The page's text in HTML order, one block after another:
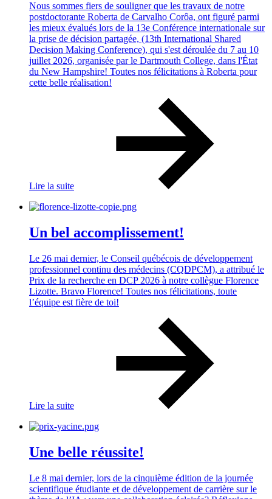
Nous sommes fiers de souligner que les travaux de notre
postdoctorante Roberta de Carvalho Corôa, ont figuré parmi
les mieux évalués lors de la 13e Conférence internationale sur
la prise de décision partagée, (13th International Shared
Decision Making Conference), qui s'est déroulée du 7 au 10
juillet 2026, organisée par le Dartmouth College, dans l'État
du New Hampshire! Toutes nos félicitations à Roberta pour
cette belle réalisation!
Lire la suite
Un bel accomplissement!
Le 26 mai dernier, le Conseil québécois de développement
professionnel continu des médecins (CQDPCM), a attribué le
Prix de la recherche en DCP 2026 à notre collègue Florence
Lizotte. Bravo Florence! Toutes nos félicitations, toute
l’équipe est fière de toi!
Lire la suite
Une belle réussite!
Le 8 mai dernier, lors de la cinquième édition de la journée
scientifique étudiante et de développement de carrière sur le